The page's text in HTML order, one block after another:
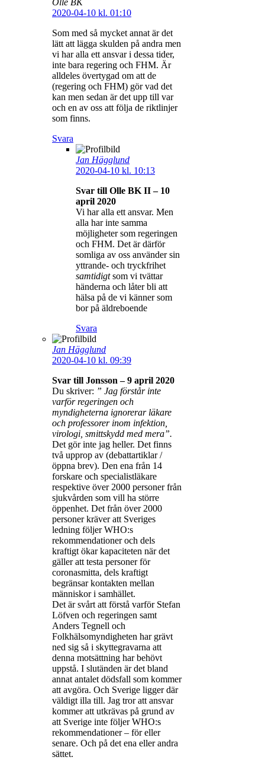
Olle BK
2020-04-10 kl. 01:10
Som med så mycket annat är det
lätt att lägga skulden på andra men
vi har alla ett ansvar i dessa tider,
inte bara regering och FHM. Är
alldeles övertygad om att de
(regering och FHM) gör vad det
kan men sedan är det upp till var
och en av oss att följa de riktlinjer
som finns.
Svara
Jan Hägglund
2020-04-10 kl. 10:13
Svar till Olle BK II – 10
april 2020
Vi har alla ett ansvar. Men
alla har inte samma
möjligheter som regeringen
och FHM. Det är därför
somliga av oss använder sin
yttrande- och tryckfrihet
samtidigtsom vi tvättar
händerna och låter bli att
hälsa på de vi känner som
bor på äldreboende
Svara
Jan Hägglund
2020-04-10 kl. 09:39
Svar till Jonsson – 9 april 2020
Du skriver: ” Jag förstår inte
varför regeringen och
myndigheterna ignorerar läkare
och professorer inom infektion,
virologi, smittskydd med mera”.
Det gör inte jag heller. Det finns
två upprop av (debattartiklar /
öppna brev). Den ena från 14
forskare och specialistläkare
respektive över 2000 personer från
sjukvården som vill ha större
öppenhet. Det från över 2000
personer kräver att Sveriges
ledning följer WHO:s
rekommendationer och dels
kraftigt ökar kapaciteten när det
gäller att testa personer för
coronasmitta, dels kraftigt
begränsar kontakten mellan
människor i samhället.
Det är svårt att förstå varför Stefan
Löfven och regeringen samt
Anders Tegnell och
Folkhälsomyndigheten har grävt
ned sig så i skyttegravarna att
denna motsättning har behövt
uppstå. I slutänden är det bland
annat antalet dödsfall som kommer
att avgöra. Och Sverige ligger där
väldigt illa till. Jag tror att ansvar
kommer att utkrävas på grund av
att Sverige inte följer WHO:s
rekommendationer – för eller
senare. Och på det ena eller andra
sättet.